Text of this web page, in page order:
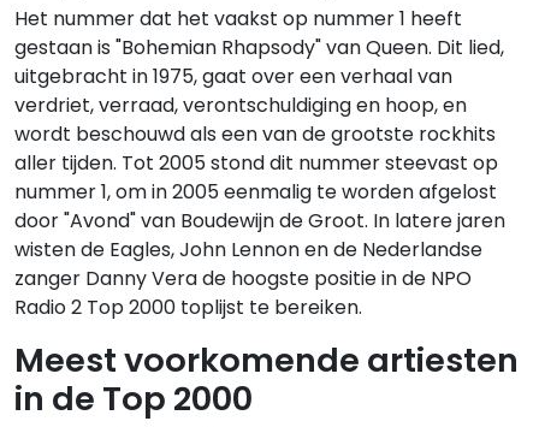
Het nummer dat het vaakst op nummer 1 heeft
gestaan is "Bohemian Rhapsody" van Queen. Dit lied,
uitgebracht in 1975, gaat over een verhaal van
verdriet, verraad, verontschuldiging en hoop, en
wordt beschouwd als een van de grootste rockhits
aller tijden. Tot 2005 stond dit nummer steevast op
nummer 1, om in 2005 eenmalig te worden afgelost
door "Avond" van Boudewijn de Groot. In latere jaren
wisten de Eagles, John Lennon en de Nederlandse
zanger Danny Vera de hoogste positie in de NPO
Radio 2 Top 2000 toplijst te bereiken.
Meest voorkomende artiesten
in de Top 2000